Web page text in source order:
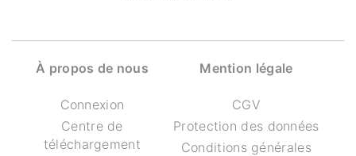
À propos de nous
Connexion
Centre de
téléchargement
Mention légale
CGV
Protection des données
Conditions générales